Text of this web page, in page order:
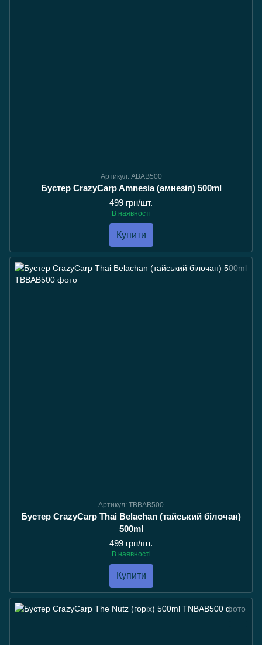
Артикул: ABAB500
Бустер CrazyCarp Amnesia (амнезія) 500ml
499 грн/шт.
В наявності
Купити
Артикул: TBBAB500
Бустер CrazyCarp Thai Belachan (тайський білочан)
500ml
499 грн/шт.
В наявності
Купити